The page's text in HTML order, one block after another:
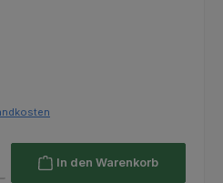
In den Warenkorb